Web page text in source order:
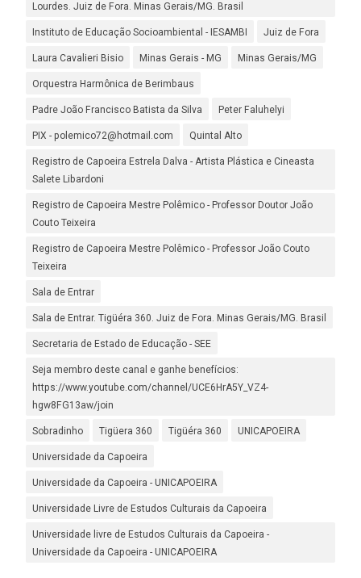
Lourdes. Juiz de Fora. Minas Gerais/MG. Brasil
Instituto de Educação Socioambiental - IESAMBI Juiz de Fora
Laura Cavalieri Bisio Minas Gerais - MG Minas Gerais/MG
Orquestra Harmônica de Berimbaus
Padre João Francisco Batista da Silva Peter Faluhelyi
PIX - polemico72@hotmail.com Quintal Alto
Registro de Capoeira Estrela Dalva - Artista Plástica e Cineasta
Salete Libardoni
Registro de Capoeira Mestre Polêmico - Professor Doutor João
Couto Teixeira
Registro de Capoeira Mestre Polêmico - Professor João Couto
Teixeira
Sala de Entrar
Sala de Entrar. Tigüéra 360. Juiz de Fora. Minas Gerais/MG. Brasil
Secretaria de Estado de Educação - SEE
Seja membro deste canal e ganhe benefícios:
https://www.youtube.com/channel/UCE6HrA5Y_VZ4-
hgw8FG13aw/join
Sobradinho Tigüera 360 Tigüéra 360 UNICAPOEIRA
Universidade da Capoeira
Universidade da Capoeira - UNICAPOEIRA
Universidade Livre de Estudos Culturais da Capoeira
Universidade livre de Estudos Culturais da Capoeira -
Universidade da Capoeira - UNICAPOEIRA